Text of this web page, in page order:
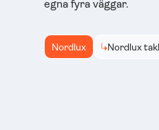
egna fyra väggar.
Nordlux Nordlux